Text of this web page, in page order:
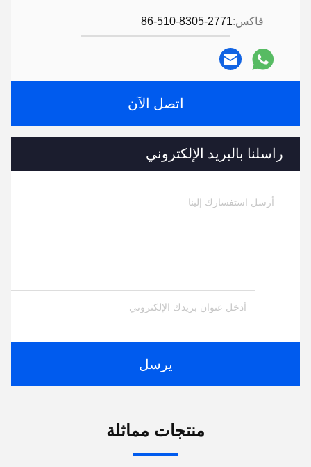
فاكس:86-510-8305-2771
اتصل الآن
راسلنا بالبريد الإلكتروني
يرسل
منتجات مماثلة